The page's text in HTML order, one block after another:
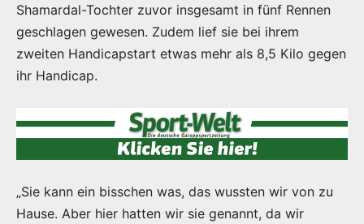
Shamardal-Tochter zuvor insgesamt in fünf Rennen
geschlagen gewesen. Zudem lief sie bei ihrem
zweiten Handicapstart etwas mehr als 8,5 Kilo gegen
ihr Handicap.
„Sie kann ein bisschen was, das wussten wir von zu
Hause. Aber hier hatten wir sie genannt, da wir